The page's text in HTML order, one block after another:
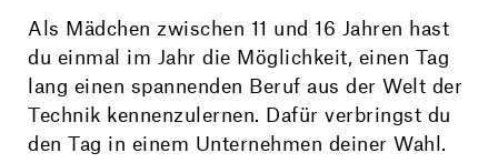
Als Mädchen zwischen 11 und 16 Jahren hast
du einmal im Jahr die Möglichkeit, einen Tag
lang einen spannenden Beruf aus der Welt der
Technik kennenzulernen. Dafür verbringst du
den Tag in einem Unternehmen deiner Wahl.